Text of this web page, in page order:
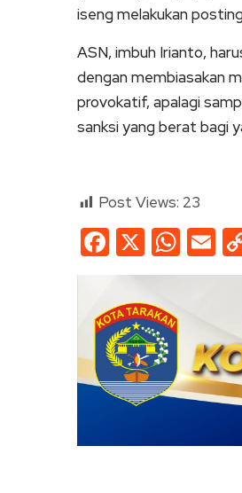
iseng melakukan
ASN, imbuh Irianto,
dengan membiasakan
provokatif, apalagi
sanksi yang berat bagi
Post Views: 23
Facebook
X